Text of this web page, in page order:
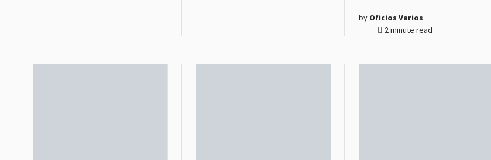
by Oficios Varios
2 minute read